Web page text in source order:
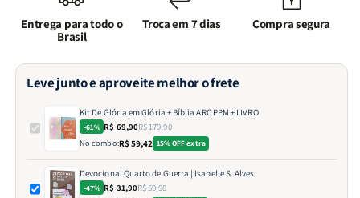
Entrega para todo o
Brasil
Troca em 7 dias Compra segura
Leve junto e aproveite melhor o frete
Kit De Glória em Glória + Bíblia ARC PPM + LIVRO
-61% R$ 69,90R$ 179,90
No combo:R$ 59,42 15% OFF extra
Devocional Quarto de Guerra | Isabelle S. Alves
-47% R$ 31,90R$ 59,90